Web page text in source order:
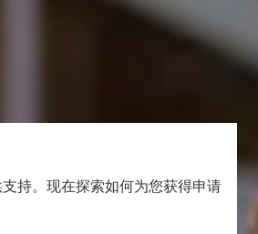
的代表或学生注册指导老师。
持。现在探索如何为您获得申请